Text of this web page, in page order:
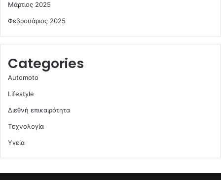
Μάρτιος 2025
Φεβρουάριος 2025
Categories
Automoto
Lifestyle
Διεθνή επικαιρότητα
Τεχνολογία
Υγεία